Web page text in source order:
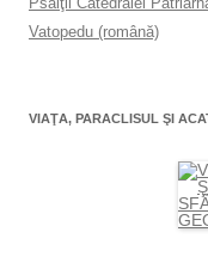
Vatopedu (română)
VIAŢA, PARACLISUL ŞI